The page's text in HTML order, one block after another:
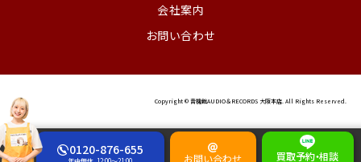
会社案内
お問い合わせ
Copyright © 音機館AUDIO＆RECORDS 大阪本店. All Rights Reserved.
0120-876-655
お問い合わせ 買取予約・相談